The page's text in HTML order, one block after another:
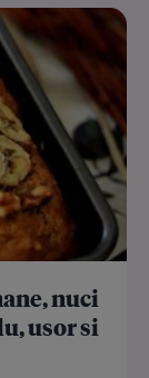
nuci
usor si